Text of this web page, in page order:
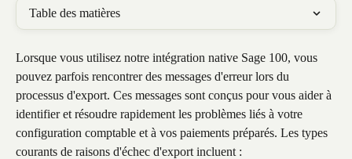
Table des matières
Lorsque vous utilisez notre intégration native Sage 100, vous
pouvez parfois rencontrer des messages d'erreur lors du
processus d'export. Ces messages sont conçus pour vous aider à
identifier et résoudre rapidement les problèmes liés à votre
configuration comptable et à vos paiements préparés. Les types
courants de raisons d'échec d'export incluent :